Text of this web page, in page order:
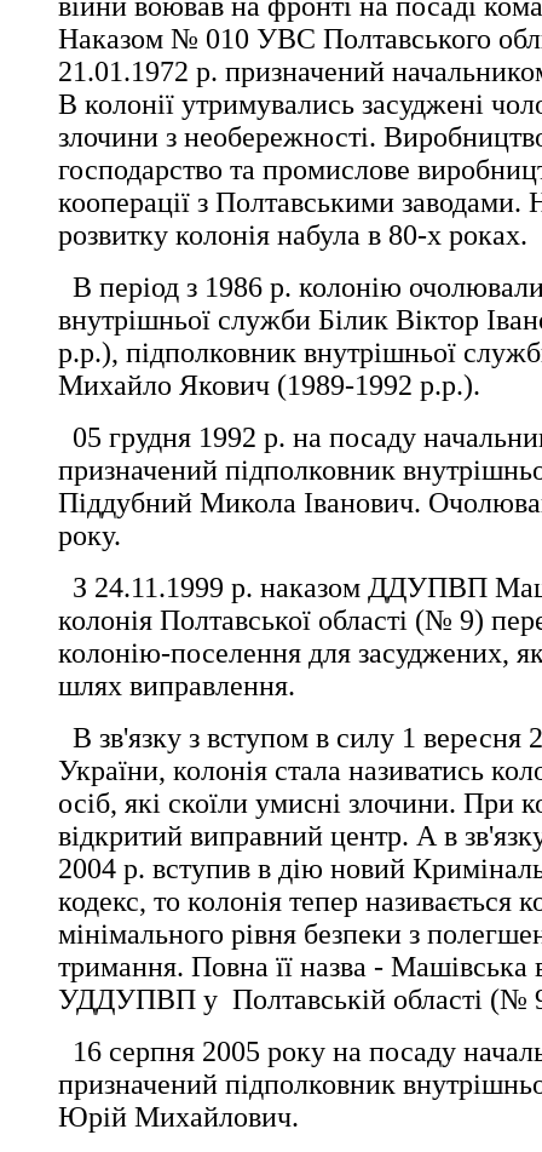
Наказом № 010 УВС Полтавського
21.01.1972 р. призначений
В колонії утримувались засуджені
злочини з необережності.
господарство та промислове
кооперації з Полтавськими заводами.
розвитку колонія набула в 80-х роках.
В період з 1986 р. колонію
внутрішньої служби Білик Віктор
р.р.), підполковник внутрішньої
Михайло Якович (1989-1992 р.р.).
05 грудня 1992 р. на посаду
призначений підполковник
Піддубний Микола Іванович.
року.
З 24.11.1999 р. наказом ДДУПВП
колонія Полтавської області (№ 9)
колонію-поселення для засуджених,
шлях виправлення.
В зв'язку з вступом в силу 1 вересня
України, колонія стала називатись
осіб, які скоїли умисні злочини. При
відкритий виправний центр. А в
2004 р. вступив в дію новий
кодекс, то колонія тепер називається
мінімального рівня безпеки з
тримання. Повна її назва - Машівська
УДДУПВП у Полтавській області (№
16 серпня 2005 року на посаду
призначений підполковник
Юрій Михайлович.